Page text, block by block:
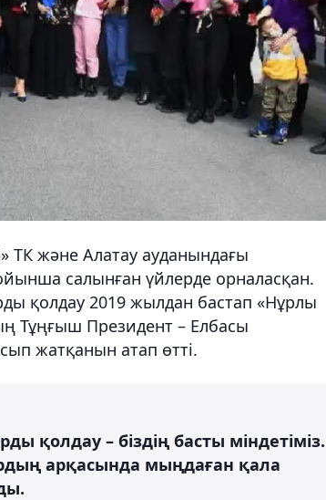
ТК және Алатау ауданындағы
салынған үйлерде орналасқан.
қолдау 2019 жылдан бастап «Нұрлы
Тұңғыш Президент – Елбасы
жатқанын атап өтті.
қолдау – біздің басты міндетіміз.
арқасында мыңдаған қала